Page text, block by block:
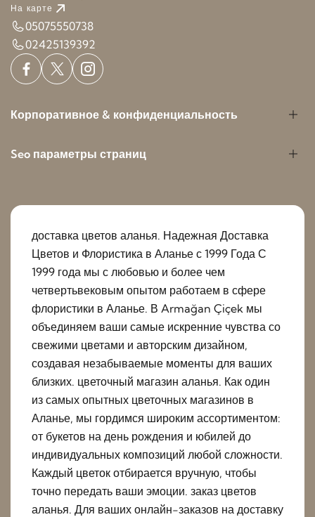
На карте
05075550738
02425139392
Корпоративное & конфиденциальность
Seo параметры страниц
доставка цветов аланья. Надежная Доставка
Цветов и Флористика в Аланье с 1999 Года С
1999 года мы с любовью и более чем
четвертьвековым опытом работаем в сфере
флористики в Аланье. В Armağan Çiçek мы
объединяем ваши самые искренние чувства со
свежими цветами и авторским дизайном,
создавая незабываемые моменты для ваших
близких. цветочный магазин аланья. Как один
из самых опытных цветочных магазинов в
Аланье, мы гордимся широким ассортиментом:
от букетов на день рождения и юбилей до
индивидуальных композиций любой сложности.
Каждый цветок отбирается вручную, чтобы
точно передать ваши эмоции. заказ цветов
аланья. Для ваших онлайн-заказов на доставку